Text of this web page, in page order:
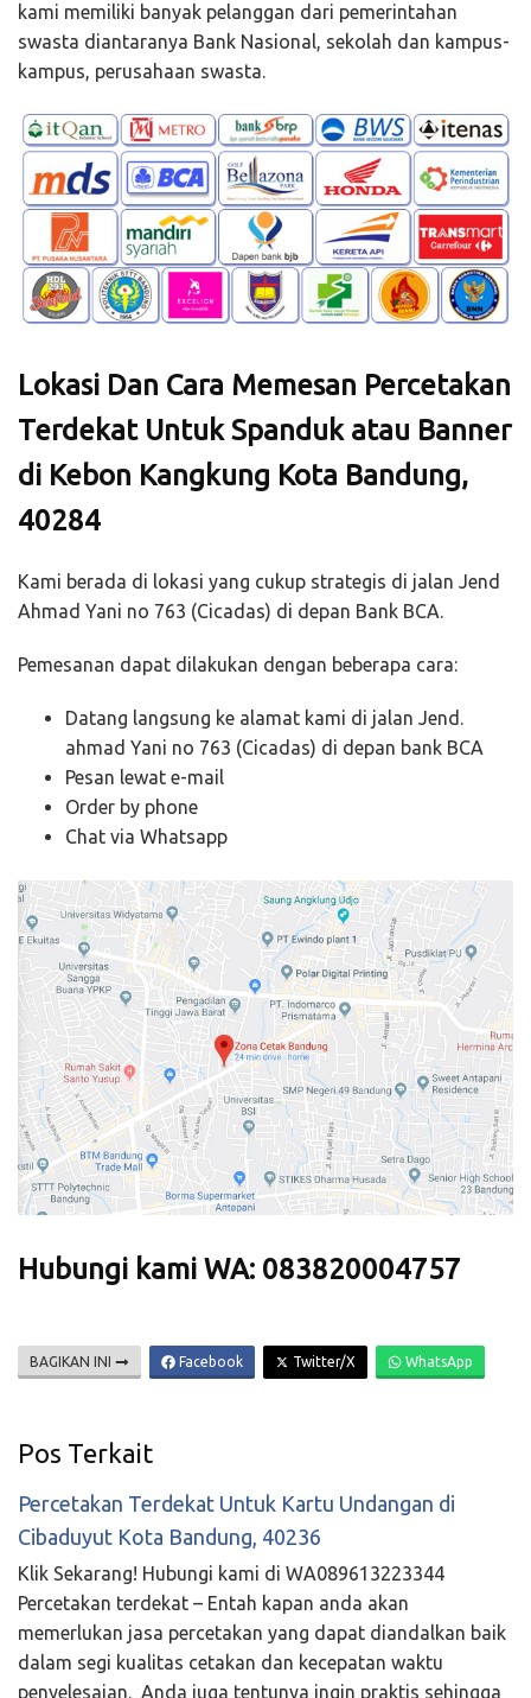
kami memiliki banyak pelanggan dari pemerintahan
swasta diantaranya Bank Nasional, sekolah dan kampus-
kampus, perusahaan swasta.
Lokasi Dan Cara Memesan Percetakan
Terdekat Untuk Spanduk atau Banner
di Kebon Kangkung Kota Bandung,
40284
Kami berada di lokasi yang cukup strategis di jalan Jend
Ahmad Yani no 763 (Cicadas) di depan Bank BCA.
Pemesanan dapat dilakukan dengan beberapa cara:
Datang langsung ke alamat kami di jalan Jend.
ahmad Yani no 763 (Cicadas) di depan bank BCA
Pesan lewat e-mail
Order by phone
Chat via Whatsapp
Hubungi kami WA: 083820004757
BAGIKAN INI Facebook Twitter/X WhatsApp
Pos Terkait
Percetakan Terdekat Untuk Kartu Undangan di
Cibaduyut Kota Bandung, 40236
Klik Sekarang! Hubungi kami di WA089613223344
Percetakan terdekat – Entah kapan anda akan
memerlukan jasa percetakan yang dapat diandalkan baik
dalam segi kualitas cetakan dan kecepatan waktu
penyelesaian. Anda juga tentunya ingin praktis sehingga